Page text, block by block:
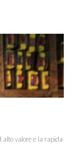
alto valore e la rapida